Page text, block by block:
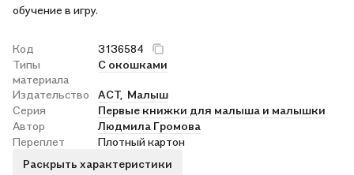
обучение в игру.
Код
3136584
Типы
материала
С окошками
Издательство АСТ, Малыш
Серия
Первые книжки для малыша и малышки
Автор
Людмила Громова
Переплет
Плотный картон
Раскрыть характеристики